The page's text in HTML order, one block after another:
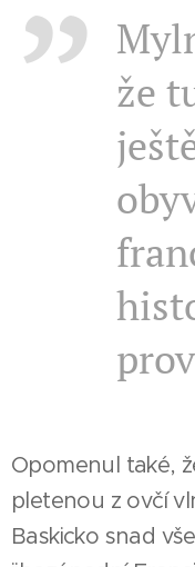
že
Opomenul také,
pletenou z ovčí
Baskicko snad